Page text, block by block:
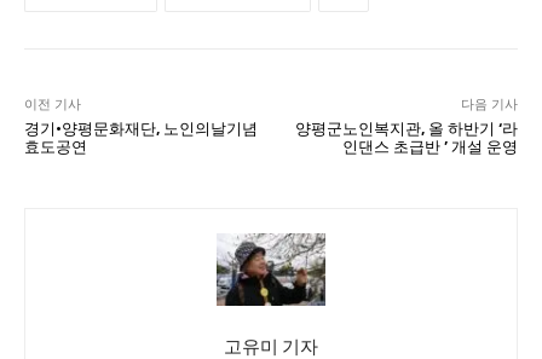
이전 기사
경기·양평문화재단, 노인의날기념
효도공연
다음 기사
양평군노인복지관, 올 하반기 ‘라
인댄스 초급반 ’ 개설 운영
고유미 기자